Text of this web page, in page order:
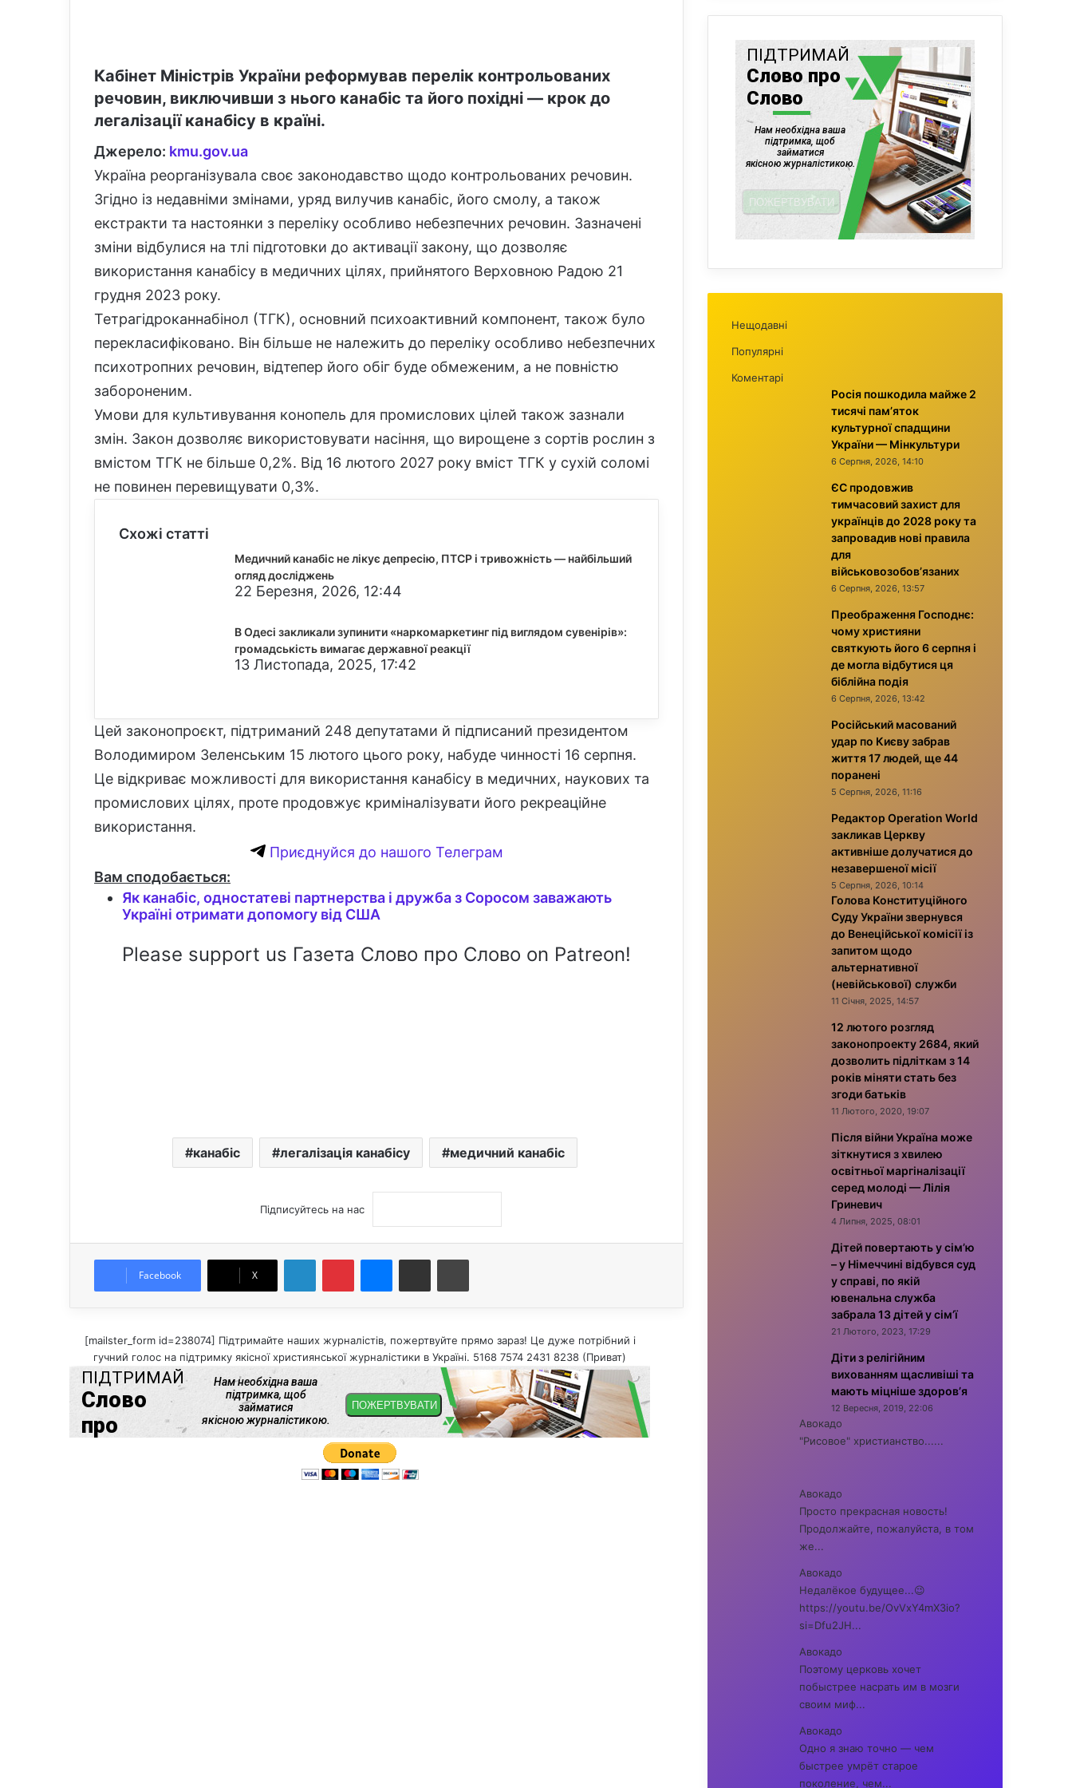
Кабінет Міністрів України реформував перелік контрольованих
речовин, виключивши з нього канабіс та його похідні — крок до
легалізації канабісу в країні.
Джерело: kmu.gov.ua
Україна реорганізувала своє законодавство щодо контрольованих речовин.
Згідно із недавніми змінами, уряд вилучив канабіс, його смолу, а також
екстракти та настоянки з переліку особливо небезпечних речовин. Зазначені
зміни відбулися на тлі підготовки до активації закону, що дозволяє
використання канабісу в медичних цілях, прийнятого Верховною Радою 21
грудня 2023 року.
Тетрагідроканнабінол (ТГК), основний психоактивний компонент, також було
перекласифіковано. Він більше не належить до переліку особливо небезпечних
психотропних речовин, відтепер його обіг буде обмеженим, а не повністю
забороненим.
Умови для культивування конопель для промислових цілей також зазнали
змін. Закон дозволяє використовувати насіння, що вирощене з сортів рослин з
вмістом ТГК не більше 0,2%. Від 16 лютого 2027 року вміст ТГК у сухій соломі
не повинен перевищувати 0,3%.
Схожі статті
Медичний канабіс не лікує депресію, ПТСР і тривожність — найбільший
огляд досліджень
22 Березня, 2026, 12:44
В Одесі закликали зупинити «наркомаркетинг під виглядом сувенірів»:
громадськість вимагає державної реакції
13 Листопада, 2025, 17:42
Цей законопроєкт, підтриманий 248 депутатами й підписаний президентом
Володимиром Зеленським 15 лютого цього року, набуде чинності 16 серпня.
Це відкриває можливості для використання канабісу в медичних, наукових та
промислових цілях, проте продовжує криміналізувати його рекреаційне
використання.
Приєднуйся до нашого Телеграм
Вам сподобається:
Як канабіс, одностатеві партнерства і дружба з Соросом заважають
Україні отримати допомогу від США
Please support us Газета Слово про Слово on Patreon!
канабіс легалізація канабісу медичний канабіс
Підписуйтесь на нас
Facebook X
Поділитися електронною поштою
[mailster_form id=238074] Підтримайте наших журналістів, пожертвуйте прямо зараз! Це дуже потрібний і
гучний голос на підтримку якісної християнської журналістики в Україні. 5168 7574 2431 8238 (Приват)
Нещодавні
Популярні
Коментарі
Росія пошкодила майже 2
тисячі пам’яток
культурної спадщини
України — Мінкультури
6 Серпня, 2026, 14:10
ЄС продовжив
тимчасовий захист для
українців до 2028 року та
запровадив нові правила
для
військовозобов’язаних
6 Серпня, 2026, 13:57
Преображення Господнє:
чому християни
святкують його 6 серпня і
де могла відбутися ця
біблійна подія
6 Серпня, 2026, 13:42
Російський масований
удар по Києву забрав
життя 17 людей, ще 44
поранені
5 Серпня, 2026, 11:16
Редактор Operation World
закликав Церкву
активніше долучатися до
незавершеної місії
5 Серпня, 2026, 10:14
Голова Конституційного
Суду України звернувся
до Венеційської комісії із
запитом щодо
альтернативної
(невійськової) служби
11 Січня, 2025, 14:57
12 лютого розгляд
законопроекту 2684, який
дозволить підліткам з 14
років міняти стать без
згоди батьків
11 Лютого, 2020, 19:07
Після війни Україна може
зіткнутися з хвилею
освітньої маргіналізації
серед молоді — Лілія
Гриневич
4 Липня, 2025, 08:01
Дітей повертають у сім’ю
– у Німеччині відбувся суд
у справі, по якій
ювенальна служба
забрала 13 дітей у сім’ї
21 Лютого, 2023, 17:29
Діти з релігійним
вихованням щасливіші та
мають міцніше здоров’я
12 Вересня, 2019, 22:06
Авокадо
"Рисовое" христианство......
Авокадо
Просто прекрасная новость!
Продолжайте, пожалуйста, в том
же...
Авокадо
Недалёкое будущее...😉
https://youtu.be/OvVxY4mX3io?
si=Dfu2JH...
Авокадо
Поэтому церковь хочет
побыстрее насрать им в мозги
своим миф...
Авокадо
Одно я знаю точно — чем
быстрее умрёт старое
поколение, чем...